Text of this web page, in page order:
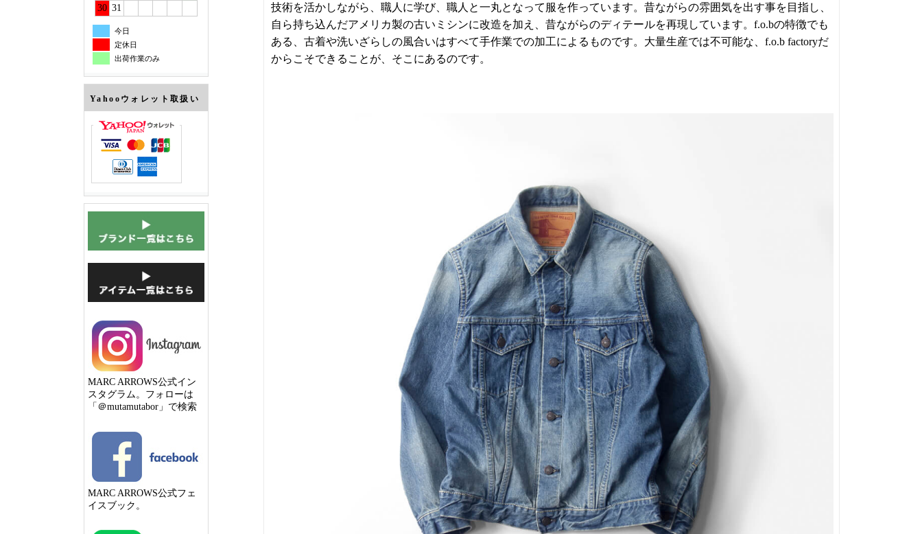
30 31
今日
定休日
出荷作業のみ
Yahooウォレット取扱い
MARC ARROWS公式イン
スタグラム。フォローは
「＠mutamutabor」で検索
MARC ARROWS公式フェ
イスブック。
技術を活かしながら、職人に学び、職人と一丸となって服を作っています。昔ながらの雰囲気を出す事を目指し、
自ら持ち込んだアメリカ製の古いミシンに改造を加え、昔ながらのディテールを再現しています。f.o.bの特徴でも
ある、古着や洗いざらしの風合いはすべて手作業での加工によるものです。大量生産では不可能な、f.o.b factoryだ
からこそできることが、そこにあるのです。